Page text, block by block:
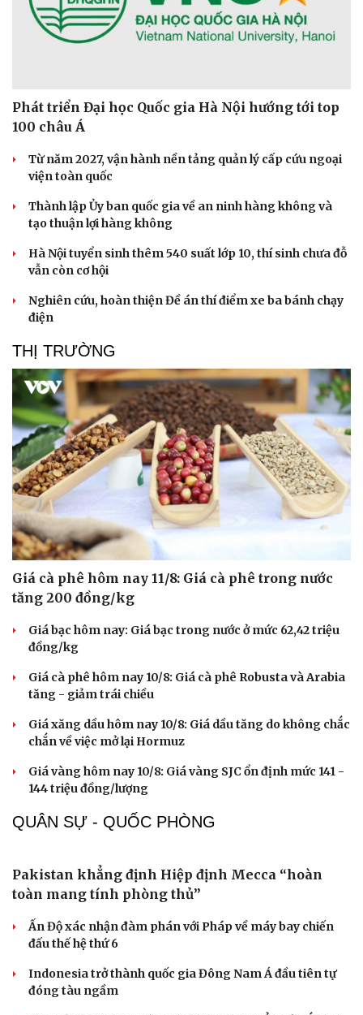
Thông tin doanh nghiệp
Doanh nghiệp 24h
Doanh nhân
Sành điệu
Tin Công nghệ
Trải nghiệm
Dinh dưỡng - món ngon
Nhi khoa
Nam khoa
Phòng mạch online
Ăn sạch sống khỏe
Nhà đẹp
Phát triển Đại học Quốc gia Hà Nội hướng tới top
100 châu Á
Từ năm 2027, vận hành nền tảng quản lý cấp cứu ngoại
viện toàn quốc
Thành lập Ủy ban quốc gia về an ninh hàng không và
tạo thuận lợi hàng không
Hà Nội tuyển sinh thêm 540 suất lớp 10, thí sinh chưa đỗ
vẫn còn cơ hội
Nghiên cứu, hoàn thiện Đề án thí điểm xe ba bánh chạy
điện
THỊ TRƯỜNG
Giá cà phê hôm nay 11/8: Giá cà phê trong nước
tăng 200 đồng/kg
Giá bạc hôm nay: Giá bạc trong nước ở mức 62,42 triệu
đồng/kg
Giá cà phê hôm nay 10/8: Giá cà phê Robusta và Arabia
tăng - giảm trái chiều
Giá xăng dầu hôm nay 10/8: Giá dầu tăng do không chắc
chắn về việc mở lại Hormuz
Giá vàng hôm nay 10/8: Giá vàng SJC ổn định mức 141 -
144 triệu đồng/lượng
QUÂN SỰ - QUỐC PHÒNG